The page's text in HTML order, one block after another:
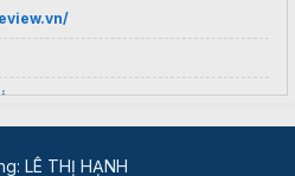
LÊ THỊ HẠNH